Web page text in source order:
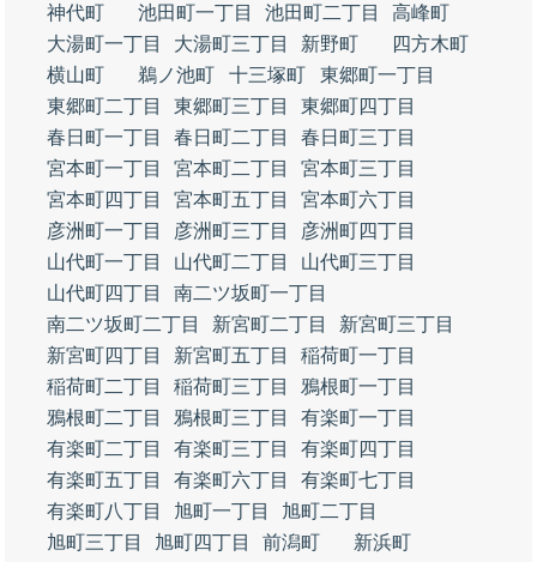
神代町
池田町一丁目 池田町二丁目
高峰町
大湯町一丁目
大湯町三丁目 新野町
四方木町
横山町
鵜ノ池町 十三塚町
東郷町一丁目
東郷町二丁目
東郷町三丁目
東郷町四丁目
春日町一丁目
春日町二丁目
春日町三丁目
宮本町一丁目
宮本町二丁目
宮本町三丁目
宮本町四丁目
宮本町五丁目
宮本町六丁目
彦洲町一丁目
彦洲町三丁目
彦洲町四丁目
山代町一丁目
山代町二丁目
山代町三丁目
山代町四丁目
南二ツ坂町一丁目
南二ツ坂町二丁目
新宮町二丁目
新宮町三丁目
新宮町四丁目
新宮町五丁目
稲荷町一丁目
稲荷町二丁目
稲荷町三丁目
鴉根町一丁目
鴉根町二丁目
鴉根町三丁目
有楽町一丁目
有楽町二丁目
有楽町三丁目
有楽町四丁目
有楽町五丁目
有楽町六丁目
有楽町七丁目
有楽町八丁目
旭町一丁目
旭町二丁目
旭町三丁目
旭町四丁目 前潟町
新浜町